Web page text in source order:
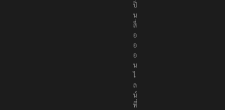
ป็
น
สื่
อ
อ
อ
น
ไ
ล
น์
ที่